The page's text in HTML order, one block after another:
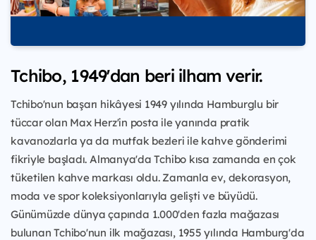
Tchibo, 1949'dan beri ilham verir.
Tchibo'nun başarı hikâyesi 1949 yılında Hamburglu bir
tüccar olan Max Herz'in posta ile yanında pratik
kavanozlarla ya da mutfak bezleri ile kahve gönderimi
fikriyle başladı. Almanya'da Tchibo kısa zamanda en çok
tüketilen kahve markası oldu. Zamanla ev, dekorasyon,
moda ve spor koleksiyonlarıyla gelişti ve büyüdü.
Günümüzde dünya çapında 1.000'den fazla mağazası
bulunan Tchibo'nun ilk mağazası, 1955 yılında Hamburg'da